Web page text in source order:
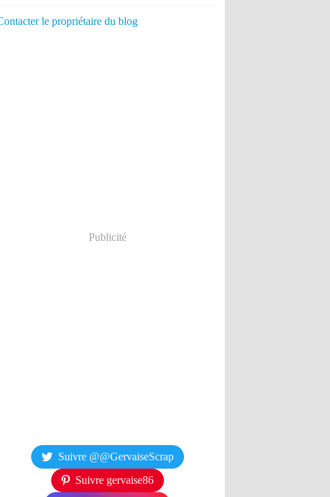
le propriétaire du blog
Publicité
Suivre @@GervaiseScrap
Suivre gervaise86